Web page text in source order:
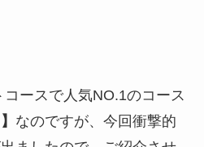
ースで人気NO.1のコース
なのですが、今回衝撃的